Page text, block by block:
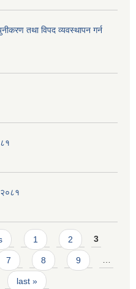
तथा विपद व्यवस्थापन गर्न
1 2 3
7 8 9 …
last »